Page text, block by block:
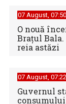
07 August, 07:50
O nouă
Brațul Bala.
reia astăzi
07 August, 07:22
Guvernul